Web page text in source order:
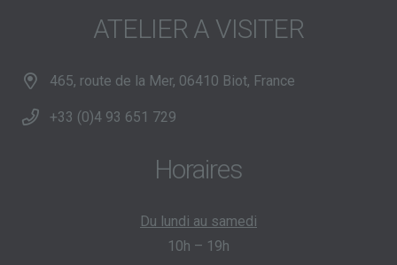
ATELIER A VISITER
465, route de la Mer, 06410 Biot, France
+33 (0)4 93 651 729
Horaires
Du lundi au samedi
10h – 19h